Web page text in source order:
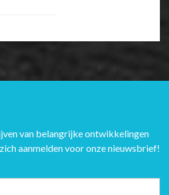
van belangrijke ontwikkelingen
aanmelden voor onze nieuwsbrief!